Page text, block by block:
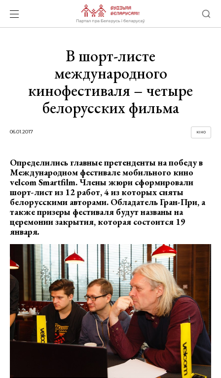
В шорт-листе
международного
кинофестиваля – четыре
белорусских фильма
06.01.2017 КІНО
Определились главные претенденты на победу в
Международном фестивале мобильного кино
velcomSmartfilm. Члены жюри сформировали
шорт-лист из 12 работ, 4 из которых сняты
белорусскими авторами. Обладатель Гран-При, а
также призеры фестиваля будут названы на
церемонии закрытия, которая состоится 19
января.